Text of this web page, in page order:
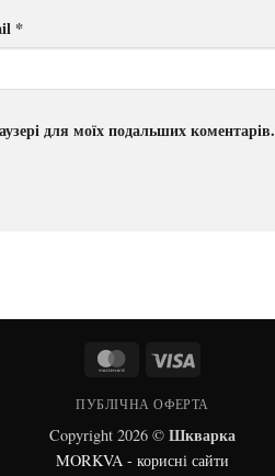
*
для моїх подальших коментарів.
MasterCard
ПУБЛІЧНА ОФЕРТА
Copyright 2026 © Шкварка
MORKVA - корисні сайти